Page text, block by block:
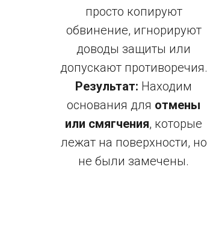
просто копируют
обвинение, игнорируют
доводы защиты или
допускают противоречия.
Результат: Находим
основания для отмены
или смягчения, которые
лежат на поверхности, но
не были замечены.